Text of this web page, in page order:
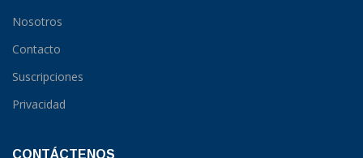
Nosotros
Contacto
Suscripciones
Privacidad
CONTÁCTENOS